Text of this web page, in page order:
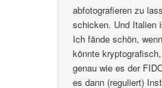
abfotografieren zu
schicken. Und Italien
Ich fände schön,
könnte
genau wie es der
es dann (reguliert)